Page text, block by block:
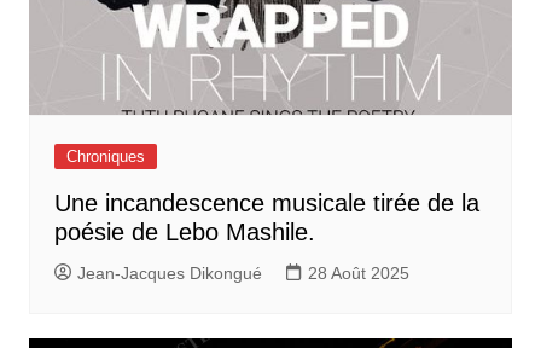
Chroniques
Une incandescence musicale tirée de la
poésie de Lebo Mashile.
Jean-Jacques Dikongué 28 Août 2025